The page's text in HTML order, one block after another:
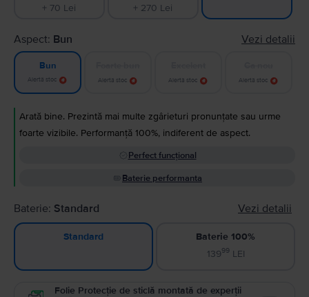
+ 70 Lei + 270 Lei
Aspect: Bun Vezi detalii
Bun
Alertă stoc Alertă stoc Alertă stoc Alertă stoc
Arată bine. Prezintă mai multe zgârieturi pronunțate sau urme
foarte vizibile. Performanță 100%, indiferent de aspect.
Perfect funcțional
Baterie performanta
Baterie: Standard Vezi detalii
Standard
Baterie 100%
13999LEI
Folie Protecție de sticlă montată de experții